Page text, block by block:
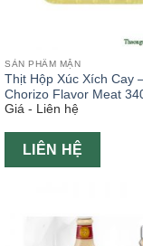
SẢN PHẨM MẶN
Thịt Hộp Xúc Xích Cay
Chorizo Flavor Meat
Giá - Liên hệ
LIÊN HỆ